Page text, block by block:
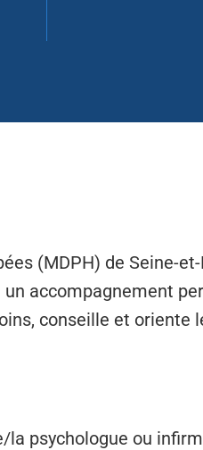
(MDPH) de Seine-
accompagnement
conseille et oriente
la psychologue ou